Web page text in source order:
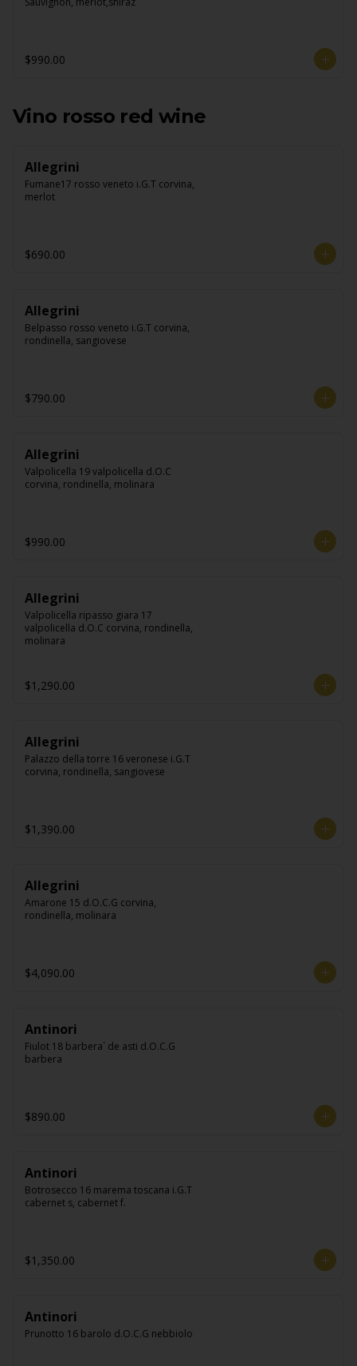
$990.00
Vino rosso red wine
Allegrini
Fumane17 rosso veneto i.G.T corvina,
merlot
$690.00
Allegrini
Belpasso rosso veneto i.G.T corvina,
rondinella, sangiovese
$790.00
Allegrini
Valpolicella 19 valpolicella d.O.C
corvina, rondinella, molinara
$990.00
Allegrini
Valpolicella ripasso giara 17
valpolicella d.O.C corvina, rondinella,
molinara
$1,290.00
Allegrini
Palazzo della torre 16 veronese i.G.T
corvina, rondinella, sangiovese
$1,390.00
Allegrini
Amarone 15 d.O.C.G corvina,
rondinella, molinara
$4,090.00
Antinori
Fiulot 18 barbera´ de asti d.O.C.G
barbera
$890.00
Antinori
Botrosecco 16 marema toscana i.G.T
cabernet s, cabernet f.
$1,350.00
Antinori
Prunotto 16 barolo d.O.C.G nebbiolo